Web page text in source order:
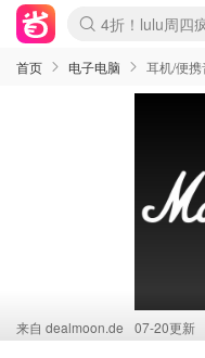
Boticinal 夏促开
4折！lulu周四
还没结束！
Joybuy变相75
速领！Stanley
疑似霸哥！
Zalando 奥莱
Moncler反季囤
Coach
首页 电子电脑 耳机/便携
来自 dealmoon.de 07-20更新